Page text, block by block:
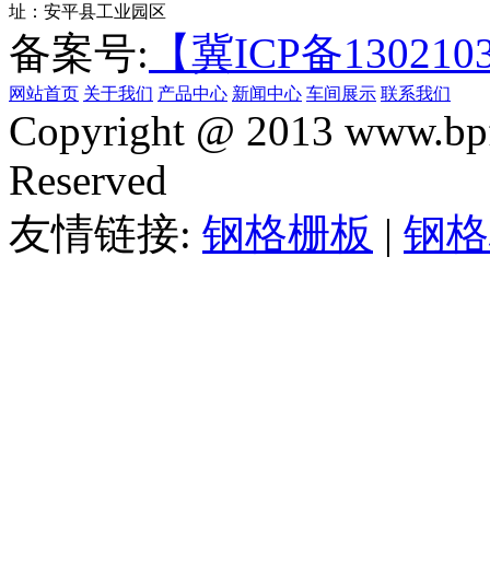
址：安平县工业园区
备案号: 【冀ICP备
网站首页 关于我们 产品中心 新闻中心 车间展示 联系我们
Copyright @ 2013
Reserved
友情链接: 钢格栅板 | 钢